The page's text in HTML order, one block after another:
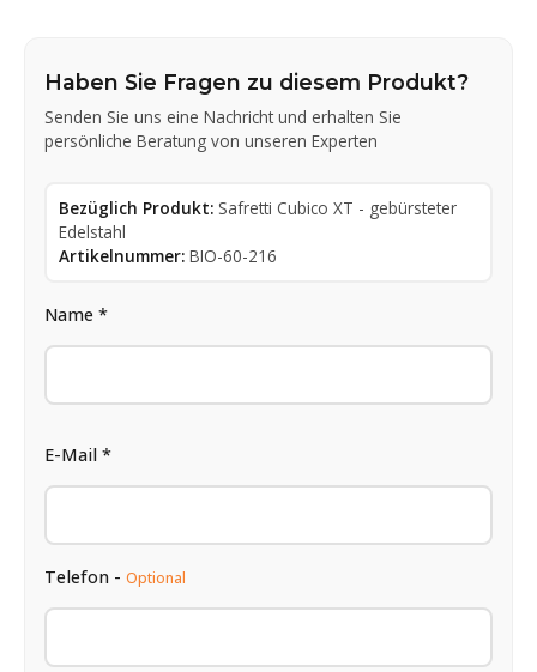
Haben Sie Fragen zu diesem Produkt?
Senden Sie uns eine Nachricht und erhalten Sie
persönliche Beratung von unseren Experten
Bezüglich Produkt: Safretti Cubico XT - gebürsteter
Edelstahl
Artikelnummer: BIO-60-216
Name *
E-Mail *
Telefon - Optional